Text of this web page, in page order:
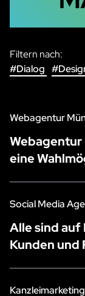
Filtern nach:
#Dialog
Webagentur
eine
Social Media
Alle sind auf
Kunden und
Kanzleimarketing